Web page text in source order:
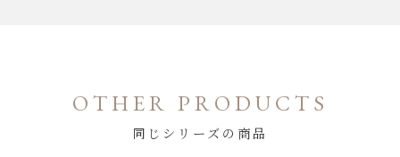
OTHER PRODUCTS
同じシリーズの商品